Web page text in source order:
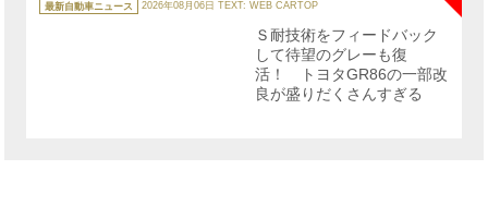
テ
ゴ
最新自動車ニュース 2026年08月06日 TEXT: WEB CARTOP
Ｓ耐技術をフィードバック
して待望のグレーも復
活！ トヨタGR86の一部改
良が盛りだくさんすぎる